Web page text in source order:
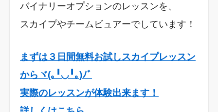
バイナリーオプションのレッスンを、
スカイプやチームビュアーでしています！
まずは３日間無料お試しスカイプレッスン
からヾ(｡╹◡╹｡)ﾉﾞ
実際のレッスンが体験出来ます！